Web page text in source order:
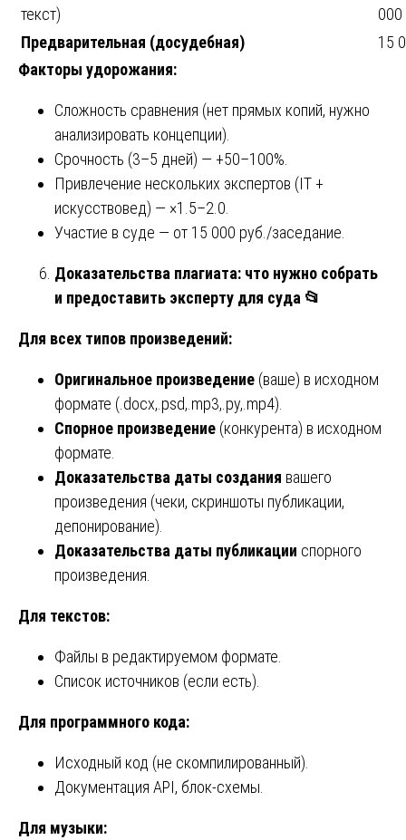
текст)
000
Предварительная (досудебная)
15
Факторы удорожания:
Сложность сравнения (нет прямых копий, нужно
анализировать концепции).
Срочность (3–5 дней) — +50–100%.
Привлечение нескольких экспертов (IT +
искусствовед) — ×1.5–2.0.
Участие в суде — от 15 000 руб./заседание.
Доказательства плагиата: что нужно собрать
и предоставить эксперту для суда 📂
Для всех типов произведений:
Оригинальное произведение (ваше) в исходном
формате (.docx,.psd,.mp3,.py,.mp4).
Спорное произведение (конкурента) в исходном
формате.
Доказательства даты создания вашего
произведения (чеки, скриншоты публикации,
депонирование).
Доказательства даты публикации спорного
произведения.
Для текстов:
Файлы в редактируемом формате.
Список источников (если есть).
Для программного кода:
Исходный код (не скомпилированный).
Документация API, блок-схемы.
Для музыки: